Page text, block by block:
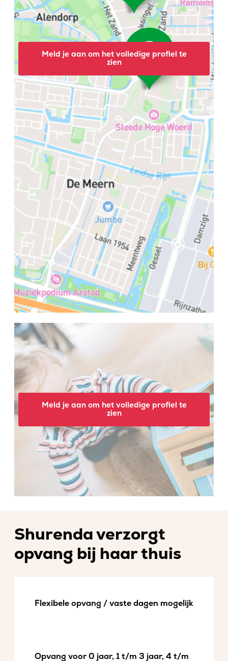
Meld je aan om het volledige profiel te
zien
Meld je aan om het volledige profiel te
zien
Shurenda verzorgt
opvang bij haar thuis
Flexibele opvang / vaste dagen mogelijk
Opvang voor 0 jaar, 1 t/m 3 jaar, 4 t/m